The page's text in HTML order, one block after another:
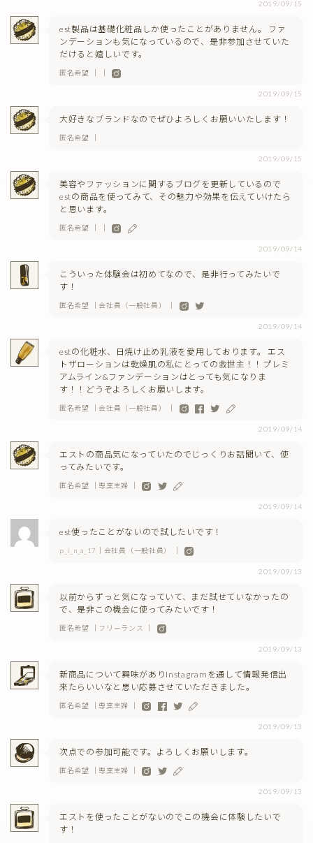
2019/09/15
est製品は基礎化粧品しか使ったことがありません。 ファ
ンデーションも気になっているので、是非参加させていた
だけると嬉しいです。
匿名希望 ｜ ｜
2019/09/15
大好きなブランドなのでぜひよろしくお願いいたします！
匿名希望 ｜
2019/09/15
美容やファッションに関するブログを更新しているので
estの商品を使ってみて、その魅力や効果を伝えていけたら
と思います。
匿名希望 ｜ ｜
2019/09/14
こういった体験会は初めてなので、是非行ってみたいで
す！
匿名希望 ｜会社員（一般社員） ｜
2019/09/14
estの化粧水、日焼け止め乳液を愛用しております。 エス
トザローションは乾燥肌の私にとっての救世主！！プレミ
アムライン&ファンデーションはとっても気になりま
す！！どうぞよろしくお願いします。
匿名希望 ｜会社員（一般社員） ｜
2019/09/14
エストの商品気になっていたのでじっくりお話聞いて、使
ってみたいです。
匿名希望 ｜専業主婦 ｜
2019/09/14
est使ったことがないので試したいです！
p_i_n_a_17｜会社員（一般社員） ｜
2019/09/13
以前からずっと気になっていて、まだ試せていなかったの
で、是非この機会に使ってみたいです！
匿名希望 ｜フリーランス ｜
2019/09/13
新商品について興味がありInstagramを通して情報発信出
来たらいいなと思い応募させていただきました。
匿名希望 ｜専業主婦 ｜
2019/09/13
次点での参加可能です。よろしくお願いします。
匿名希望 ｜専業主婦 ｜
2019/09/13
エストを使ったことがないのでこの機会に体験したいで
す！